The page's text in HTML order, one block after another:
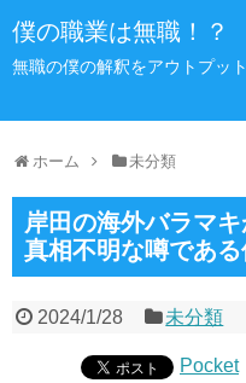
僕の職業は無職！？
無職の僕の解釈をアウトプット
ホーム 未分類
岸田の海外バラマ
真相不明な噂である
2024/1/28 未分類
Pocket